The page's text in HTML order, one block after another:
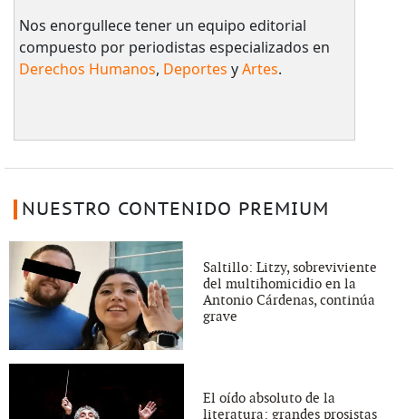
Nos enorgullece tener un equipo editorial
compuesto por periodistas especializados en
Derechos Humanos, Deportes yArtes.
NUESTRO CONTENIDO PREMIUM
Saltillo: Litzy, sobreviviente
del multihomicidio en la
Antonio Cárdenas, continúa
grave
El oído absoluto de la
literatura: grandes prosistas